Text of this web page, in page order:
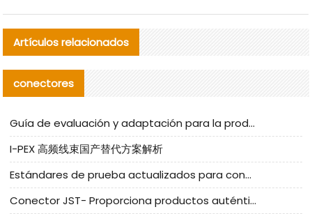
Artículos relacionados
conectores
Guía de evaluación y adaptación para la producción en serie de componentes de cables nacionales para CNC Tech
I-PEX 高频线束国产替代方案解析
Estándares de prueba actualizados para conectores nacionales bajo la referencia de CLIFF
Conector JST- Proporciona productos auténticos y alternativos del conector JST NSHR-02V-S